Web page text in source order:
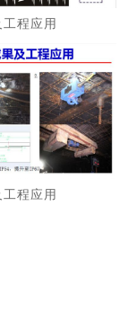
程应用
程应用